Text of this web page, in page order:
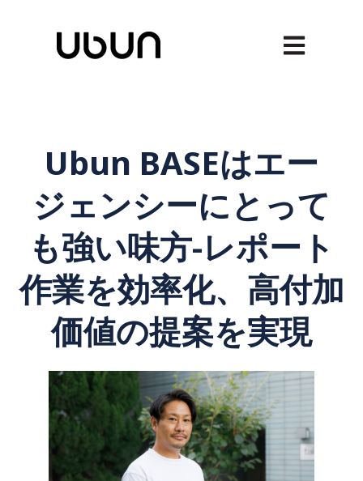
メインナビ
Ubun BASEはエー
ジェンシーにとって
も強い味方-レポート
作業を効率化、高付加
価値の提案を実現